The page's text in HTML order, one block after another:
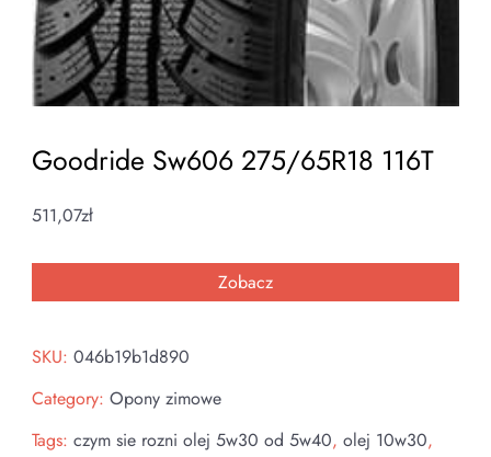
Goodride Sw606 275/65R18 116T
511,07zł
Zobacz
SKU: 046b19b1d890
Category: Opony zimowe
Tags: czym sie rozni olej 5w30 od 5w40, olej 10w30,